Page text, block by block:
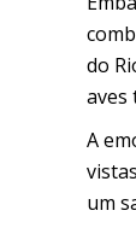
do
aves
A
um